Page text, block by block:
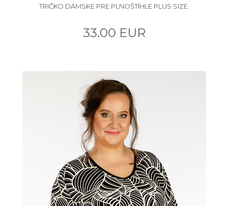
TRIČKO DÁMSKE PRE PLNOŠTÍHLE PLUS SIZE.
33.00 EUR